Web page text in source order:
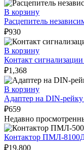
В корзину
Расцепитель
₽930
В корзину
Контакт
₽1,368
В корзину
Адаптер на DIN-
₽659
Недавно
Контактор ПМЛ-
₽19,800